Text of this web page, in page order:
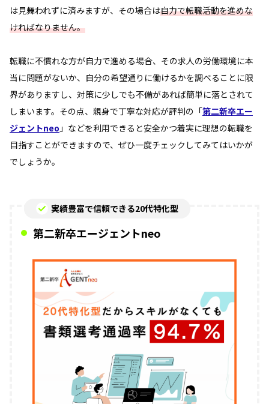
は見舞われずに済みますが、その場合は自力で転職活動を進めな
ければなりません。
転職に不慣れな方が自力で進める場合、その求人の労働環境に本
当に問題がないか、自分の希望通りに働けるかを調べることに限
界がありますし、対策に少しでも不備があれば簡単に落とされて
しまいます。その点、親身で丁寧な対応が評判の「第二新卒エー
ジェントneo 」などを利用できると安全かつ着実に理想の転職を
目指すことができますので、ぜひ一度チェックしてみてはいかが
でしょうか。
実績豊富で信頼できる20代特化型
第二新卒エージェントneo